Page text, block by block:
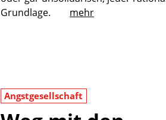
Grundlage.
mehr
Angstgesellschaft